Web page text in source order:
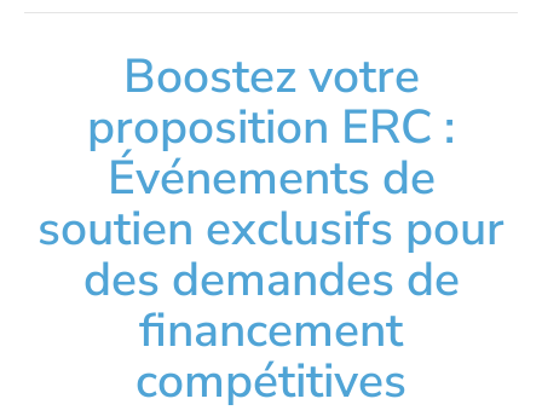
Boostez votre
proposition ERC :
Événements de
soutien exclusifs pour
des demandes de
financement
compétitives